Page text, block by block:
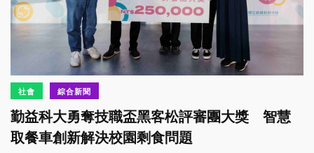
社會 綜合新聞
勤益科大勇奪技職盃黑客松評審團大獎 智慧
取餐車創新解決校園剩食問題